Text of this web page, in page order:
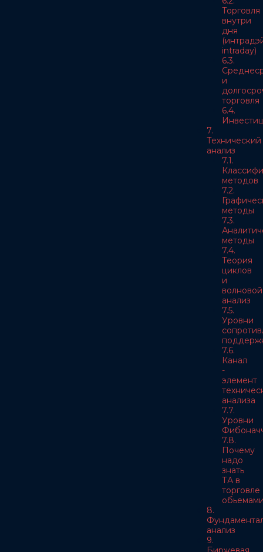
Торговля
внутри
дня
intraday)
6.3.
и
торговля
6.4.
7.
Технический
анализ
7.1.
методов
7.2.
методы
7.3.
методы
7.4.
Теория
циклов
и
волновой
анализ
7.5.
Уровни
7.6.
Канал
-
элемент
анализа
7.7.
Уровни
7.8.
Почему
надо
знать
ТА в
торговле
8.
анализ
9.